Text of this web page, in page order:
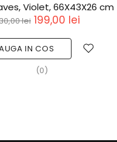
Violet, 66X43X26 cm
lei 199,00 lei
IN COS
(0)